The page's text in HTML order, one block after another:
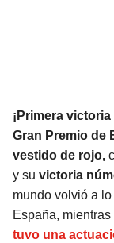
49ERS
SEAHAWKS
BEARS
GRIZZLIES
PELICANS
SPURS
¡Primera
Gran Premio de
vestido de rojo,
y su victoria
mundo volvió a
España, mientras
tuvo una